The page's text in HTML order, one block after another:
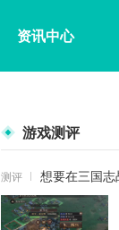
资讯中心
游戏测评
测评